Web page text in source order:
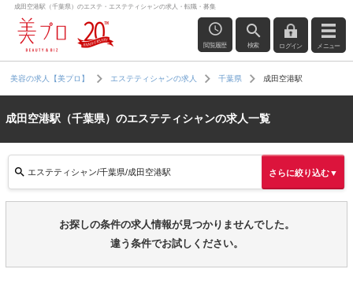
成田空港駅（千葉県）のエステ・エステティシャンの求人・転職・募集
閲覧履歴 検索 ログイン メニュー
美容の求人【美プロ】 エステティシャンの求人 千葉県 成田空港駅
成田空港駅（千葉県）のエステティシャンの求人一覧
エステティシャン/千葉県/成田空港駅 さらに絞り込む▼
お探しの条件の求人情報が見つかりませんでした。
違う条件でお試しください。